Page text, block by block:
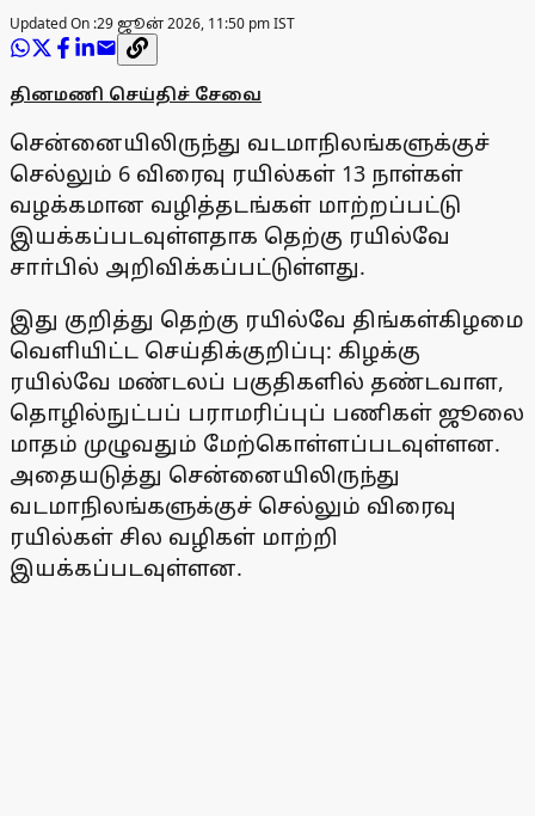
Updated On :29 ஜூன் 2026, 11:50 pm IST
தினமணி செய்திச் சேவை
சென்னையிலிருந்து வடமாநிலங்களுக்குச்
செல்லும் 6 விரைவு ரயில்கள் 13 நாள்கள்
வழக்கமான வழித்தடங்கள் மாற்றப்பட்டு
இயக்கப்படவுள்ளதாக தெற்கு ரயில்வே
சாா்பில் அறிவிக்கப்பட்டுள்ளது.
இது குறித்து தெற்கு ரயில்வே திங்கள்கிழமை
வெளியிட்ட செய்திக்குறிப்பு: கிழக்கு
ரயில்வே மண்டலப் பகுதிகளில் தண்டவாள,
தொழில்நுட்பப் பராமரிப்புப் பணிகள் ஜூலை
மாதம் முழுவதும் மேற்கொள்ளப்படவுள்ளன.
அதையடுத்து சென்னையிலிருந்து
வடமாநிலங்களுக்குச் செல்லும் விரைவு
ரயில்கள் சில வழிகள் மாற்றி
இயக்கப்படவுள்ளன.